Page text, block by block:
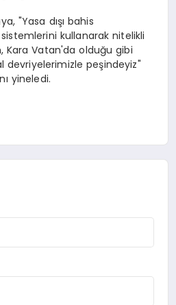
"Yasa dışı bahis
kullanarak nitelikli
Kara Vatan'da olduğu gibi
devriyelerimizle peşindeyiz"
yineledi.